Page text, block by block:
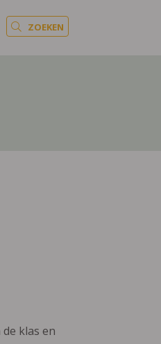
ZOEKEN
klas en